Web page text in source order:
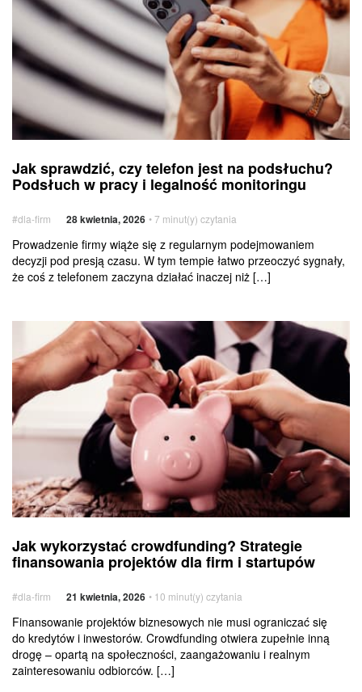
na podsłuchu?
Podsłuch
w pracy
i legalność
monitoringu
sprawdzić,
czy telefon
na podsłuchu?
Podsłuch
w pracy
i legalność
Usługi
dodatkowe
Jak sprawdzić, czy telefon jest na podsłuchu?
Podsłuch w pracy i legalność monitoringu
#dla-firm 28 kwietnia, 2026 • 7 minut(y) czytania
Prowadzenie firmy wiąże się z regularnym podejmowaniem
decyzji pod presją czasu. W tym tempie łatwo przeoczyć sygnały,
że coś z telefonem zaczyna działać inaczej niż […]
Jak
wykorzystać
crowdfunding?
Strategie
finansowania
projektów
dla
i startupów
wykorzystać
crowdfunding?
finansowania
projektów
dla
firm
i startupów
Usługi
dodatkowe
Jak wykorzystać crowdfunding? Strategie
finansowania projektów dla firm i startupów
#dla-firm 21 kwietnia, 2026 • 10 minut(y) czytania
Finansowanie projektów biznesowych nie musi ograniczać się
do kredytów i inwestorów. Crowdfunding otwiera zupełnie inną
drogę – opartą na społeczności, zaangażowaniu i realnym
zainteresowaniu odbiorców. […]